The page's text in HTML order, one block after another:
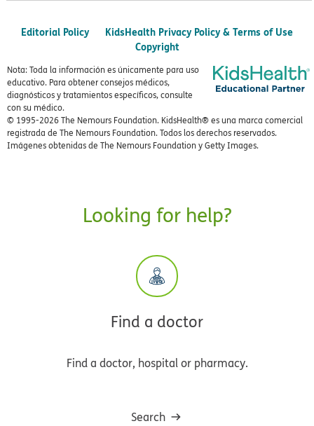
Editorial Policy
KidsHealth Privacy Policy & Terms of Use
Copyright
Nota: Toda la información es únicamente para uso
educativo. Para obtener consejos médicos,
diagnósticos y tratamientos específicos, consulte
con su médico.
© 1995-2026 The Nemours Foundation. KidsHealth® es una marca comercial
registrada de The Nemours Foundation. Todos los derechos reservados.
Imágenes obtenidas de The Nemours Foundation y Getty Images.
Looking for help?
Find a doctor
Find a doctor, hospital or pharmacy.
Search